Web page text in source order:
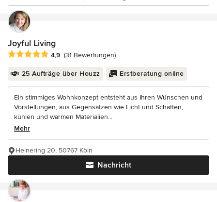
Joyful Living
Durchschnittliche Bewertung: 4.9 von 5 Sternen
4,9 (31 Bewertungen)
25 Aufträge über Houzz Erstberatung online
Ein stimmiges Wohnkonzept entsteht aus Ihren Wünschen und
Vorstellungen, aus Gegensätzen wie Licht und Schatten,
kühlen und warmen Materialien...
Mehr
Nachricht
Heinering 20, 50767 Köln